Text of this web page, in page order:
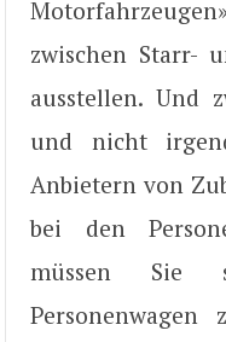
zwischen Starr-
ausstellen. Und
und nicht
Anbietern von
bei den
müssen